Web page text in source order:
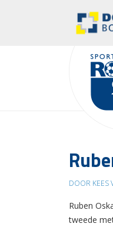
DOOR KEES
Ruben
tweede